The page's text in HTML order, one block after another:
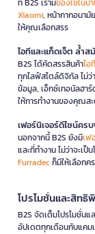
ที่ B2S เรามีของใช้ในบ้
Xiaomi, หน้ากากอนา
ให้คุณเลือกสรร
ไอทีและแก็ดเจ็ต ล้ำ
B2S ได้คัดสรรสินค้าไอ
ทุกไลฟ์สไตล์ดิจิทัล ไม่ว่
ข้อมูล, เอ็กซ์เทอนัลฮา
ให้การทำงานของคุณส
เฟอร์นิเจอร์ดีไซน์คร
นอกจากนี้ B2S ยังมีเฟ
และที่ทำงาน ไม่ว่าจะเ
Furradecก็มีให้เลือกค
โปรโมชั่นและสิทธิ
B2S จัดเต็มโปรโมชั่น
อัปเดตทุกเดือนกับแค